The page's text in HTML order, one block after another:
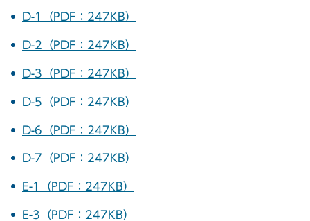
D-1（PDF：247KB）
D-2（PDF：247KB）
D-3（PDF：247KB）
D-5（PDF：247KB）
D-6（PDF：247KB）
D-7（PDF：247KB）
E-1（PDF：247KB）
E-3（PDF：247KB）